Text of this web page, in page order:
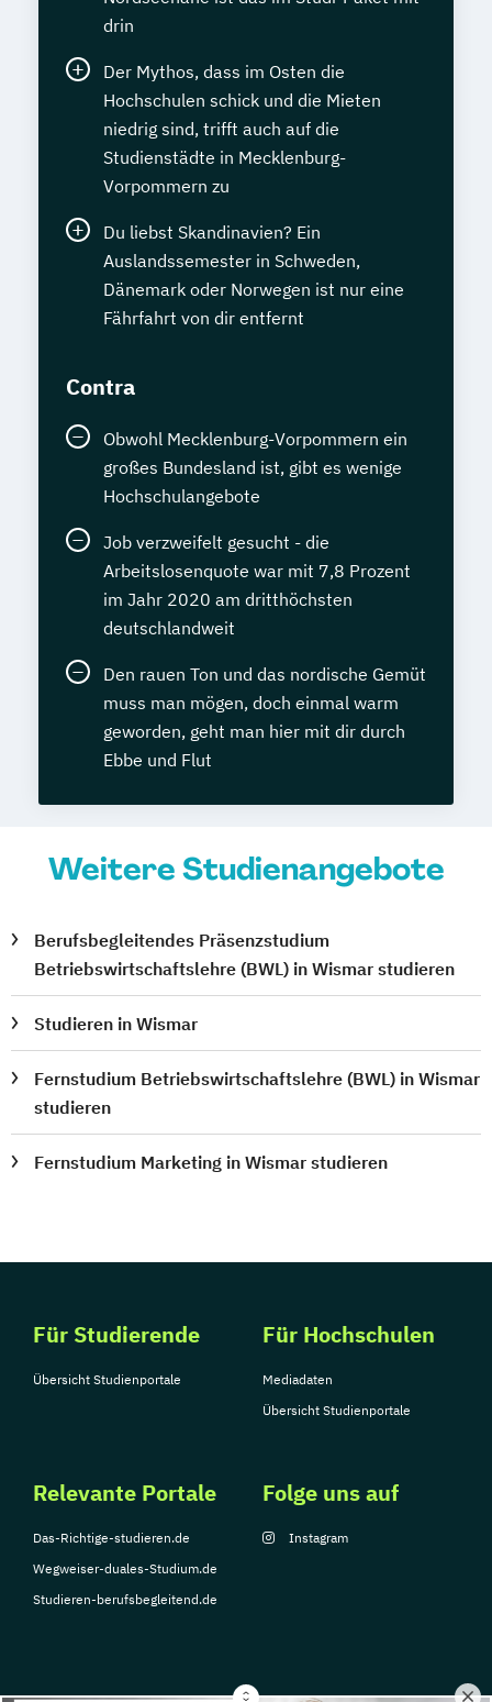
drin
Der Mythos, dass im Osten die
Hochschulen schick und die Mieten
niedrig sind, trifft auch auf die
Studienstädte in Mecklenburg-
Vorpommern zu
Du liebst Skandinavien? Ein
Auslandssemester in Schweden,
Dänemark oder Norwegen ist nur eine
Fährfahrt von dir entfernt
Contra
Obwohl Mecklenburg-Vorpommern ein
großes Bundesland ist, gibt es wenige
Hochschulangebote
Job verzweifelt gesucht - die
Arbeitslosenquote war mit 7,8 Prozent
im Jahr 2020 am dritthöchsten
deutschlandweit
Den rauen Ton und das nordische Gemüt
muss man mögen, doch einmal warm
geworden, geht man hier mit dir durch
Ebbe und Flut
Weitere Studienangebote
Berufsbegleitendes Präsenzstudium
Betriebswirtschaftslehre (BWL) in Wismar studieren
Studieren in Wismar
Fernstudium Betriebswirtschaftslehre (BWL) in Wismar
studieren
Fernstudium Marketing in Wismar studieren
Für Studierende
Übersicht Studienportale
Für Hochschulen
Mediadaten
Übersicht Studienportale
Relevante Portale
Das-Richtige-studieren.de
Wegweiser-duales-Studium.de
Studieren-berufsbegleitend.de
Folge uns auf
Instagram